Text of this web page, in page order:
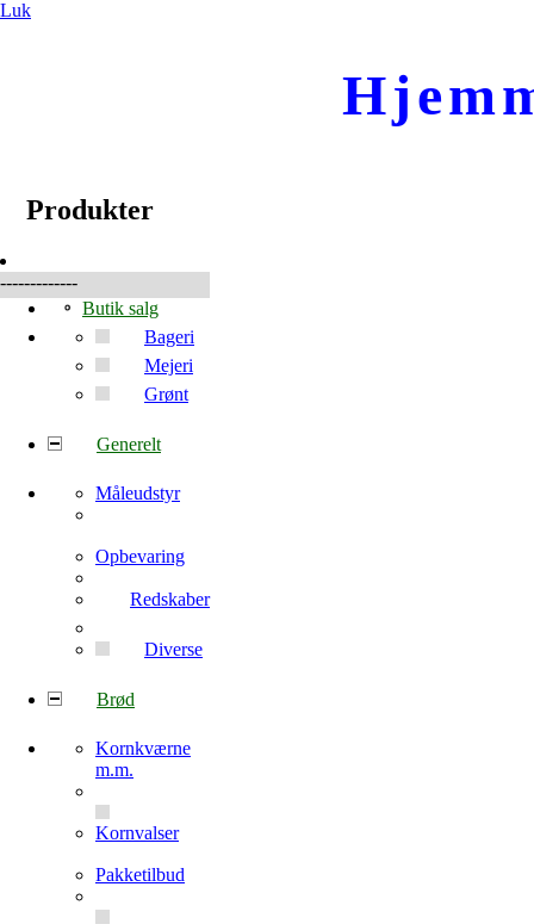
Luk
Produkter
-------------
Butik salg
Bageri
Mejeri
Grønt
Generelt
Måleudstyr
Opbevaring
Redskaber
Diverse
Brød
Kornkværne
m.m.
Kornvalser
Pakketilbud